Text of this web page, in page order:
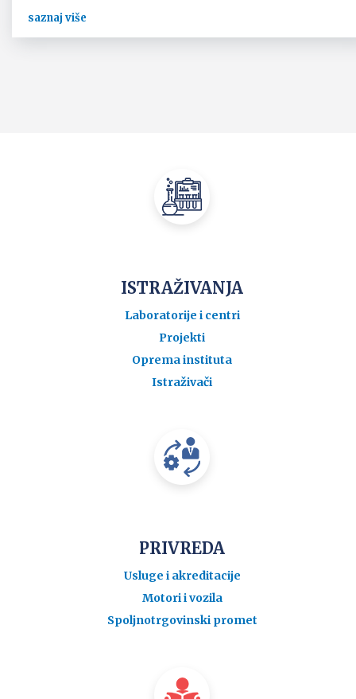
saznaj više
ISTRAŽIVANJA
Laboratorije i centri
Projekti
Oprema instituta
Istraživači
PRIVREDA
Usluge i akreditacije
Motori i vozila
Spoljnotrgovinski promet